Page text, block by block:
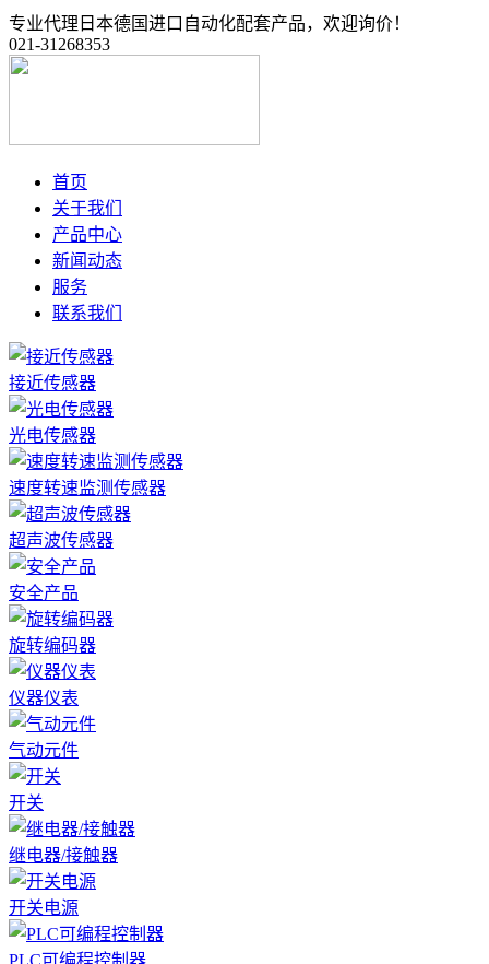
专业代理日本德国进口自动化配套产品，欢迎询价！
021-31268353
首页
关于我们
产品中心
新闻动态
服务
联系我们
接近传感器
光电传感器
速度转速监测传感器
超声波传感器
安全产品
旋转编码器
仪器仪表
气动元件
开关
继电器/接触器
开关电源
PLC可编程控制器